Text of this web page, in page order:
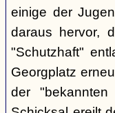
einige der
daraus hervor,
"Schutzhaft"
Georgplatz
der